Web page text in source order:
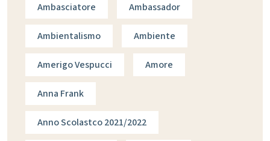
Ambasciatore Ambassador
Ambientalismo Ambiente
Amerigo Vespucci Amore
Anna Frank
Anno Scolastco 2021/2022